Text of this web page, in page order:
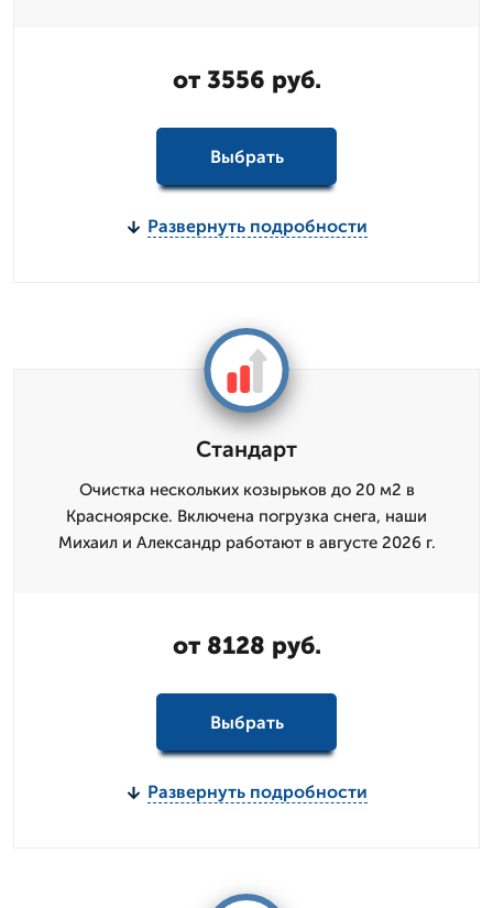
от 3556 руб.
Выбрать
Развернуть подробности
Стандарт
Очистка нескольких козырьков до 20 м2 в
Красноярске. Включена погрузка снега, наши
Михаил и Александр работают в августе 2026 г.
от 8128 руб.
Выбрать
Развернуть подробности